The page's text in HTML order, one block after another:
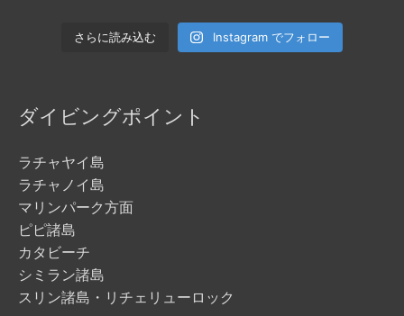
さらに読み込む Instagram でフォロー
ダイビングポイント
ラチャヤイ島
ラチャノイ島
マリンパーク方面
ピピ諸島
カタビーチ
シミラン諸島
スリン諸島・リチェリューロック